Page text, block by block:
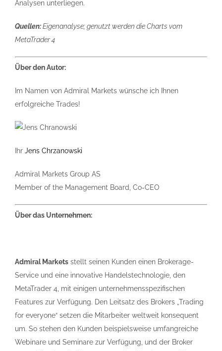
Analysen unterliegen.
Quellen:Eigenanalyse; genutzt werden die Charts vom
MetaTrader 4
Über den Autor:
Im Namen von Admiral Markets wünsche ich Ihnen
erfolgreiche Trades!
Ihr Jens Chrzanowski
Admiral Markets Group AS
Member of the Management Board, Co-CEO
Über das Unternehmen:
Admiral Markets stellt seinen Kunden einen Brokerage-
Service und eine innovative Handelstechnologie, den
MetaTrader 4, mit einigen unternehmensspezifischen
Features zur Verfügung. Den Leitsatz des Brokers „Trading
for everyone“ setzen die Mitarbeiter weltweit konsequent
um. So stehen den Kunden beispielsweise umfangreiche
Webinare und Seminare zur Verfügung, und der Broker